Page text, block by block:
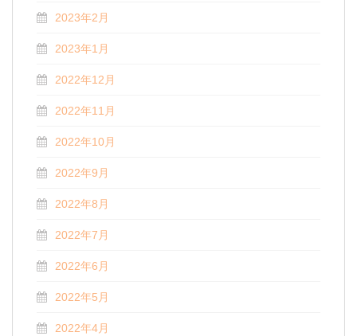
2023年2月
2023年1月
2022年12月
2022年11月
2022年10月
2022年9月
2022年8月
2022年7月
2022年6月
2022年5月
2022年4月